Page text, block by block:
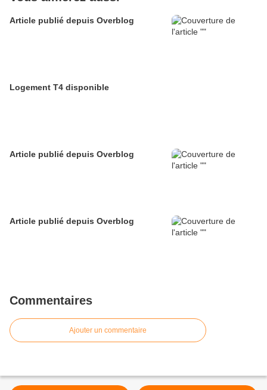
Article publié depuis Overblog
Logement T4 disponible
Article publié depuis Overblog
Article publié depuis Overblog
Commentaires
Ajouter un commentaire